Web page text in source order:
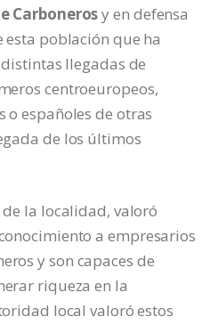
Carbonerosy en defensa
población que ha
llegadas de
centroeuropeos,
o españoles de otras
de los últimos
la localidad, valoró
a empresarios
y son capaces de
riqueza en la
local valoró estos